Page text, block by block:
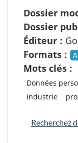
Dossier
Dossier
Éditeur :
Formats :
Mots clés :
Données
industrie
Recherchez